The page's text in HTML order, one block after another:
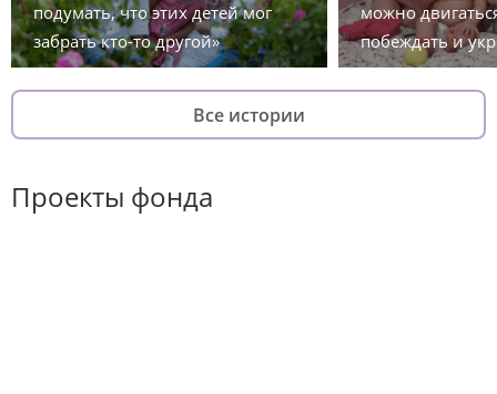
подумать, что этих детей мог
забрать кто-то другой»
можно
побеждать и
Все истории
Проекты фонда